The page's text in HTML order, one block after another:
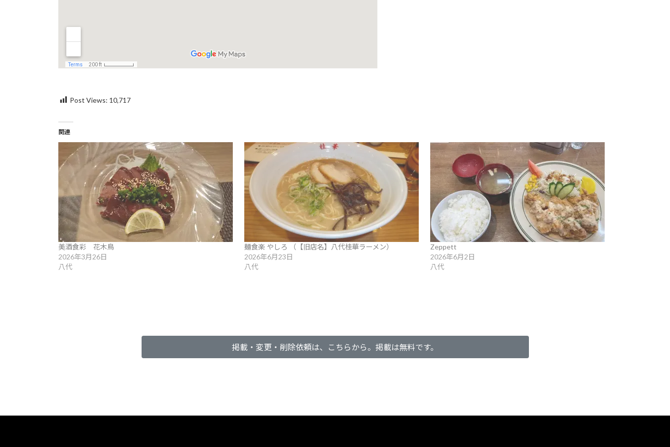
Post Views: 10,717
関連
美酒食彩 花木鳥
2026年3月26日
八代
麺食楽 やしろ （【旧店名】八代桂華ラーメン）
2026年6月23日
八代
Zeppett
2026年6月2日
八代
掲載・変更・削除依頼は、こちらから。掲載は無料です。